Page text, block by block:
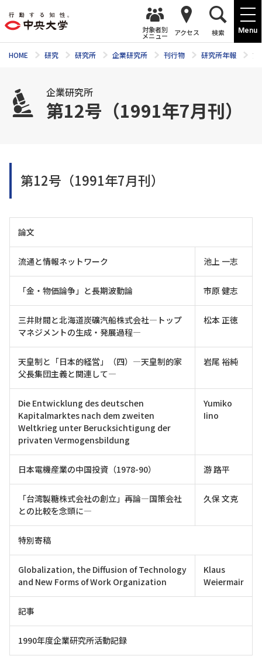
Menu
対象者別
メニュー アクセス 検索
HOME 研究 研究所 企業研究所 刊行物 研究所年報 第
企業研究所
第12号（1991年7月刊）
第12号（1991年7月刊）
論文
流通と情報ネットワーク 池上 一志
「金・物価論争」と長期波動論 市原 健志
三井財閥と北海道炭礦汽船株式会社—トップ
マネジメントの生成・発展過程—
松本 正徳
天皇制と「日本的経営」（四）—天皇制的家
父長集団主義と関連して—
岩尾 裕純
Die Entwicklung des deutschen
Kapitalmarktes nach dem zweiten
Weltkrieg unter Berucksichtigung der
privaten Vermogensbildung
Yumiko
Iino
日本電機産業の中国投資（1978-90） 游 路平
「台湾製糖株式会社の創立」再論—国策会社
との比較を念頭に—
久保 文克
特別寄稿
Globalization, the Diffusion of Technology
and New Forms of Work Organization
Klaus
Weiermair
記事
1990年度企業研究所活動記録